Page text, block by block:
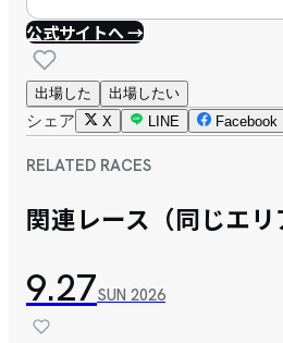
公式サイトへ →
出場した 出場したい
シェア X LINE Facebook
RELATED RACES
関連レース（同じエリ
9.27SUN 2026